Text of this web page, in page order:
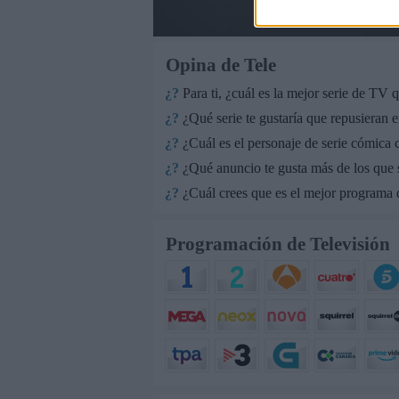
Opina de Tele
¿? Para ti, ¿cuál es la mejor serie de TV
¿? ¿Qué serie te gustaría que repusieran
¿? ¿Cuál es el personaje de serie cómica
¿? ¿Qué anuncio te gusta más de los
¿? ¿Cuál crees que es el mejor
Programación de Televisión